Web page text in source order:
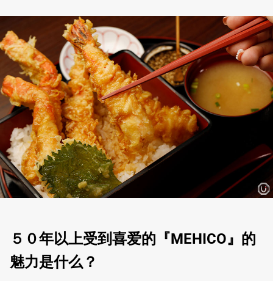
５０年以上受到喜爱的『MEHICO』的
魅力是什么？